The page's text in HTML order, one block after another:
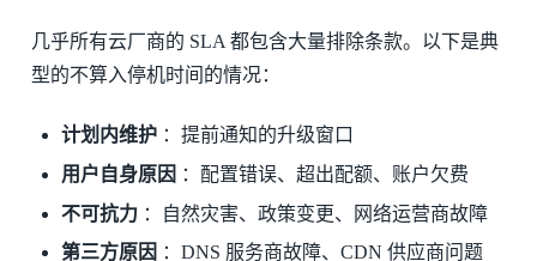
几乎所有云厂商的 SLA 都包含大量排除条款。以下是典
型的不算入停机时间的情况：
计划内维护 ：提前通知的升级窗口
用户自身原因 ：配置错误、超出配额、账户欠费
不可抗力 ：自然灾害、政策变更、网络运营商故障
第三方原因 ：DNS 服务商故障、CDN 供应商问题